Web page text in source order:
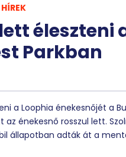
éleszteni
Parkban
a Loophia énekesnőjét a
énekesnő rosszul lett.
állapotban adták át a